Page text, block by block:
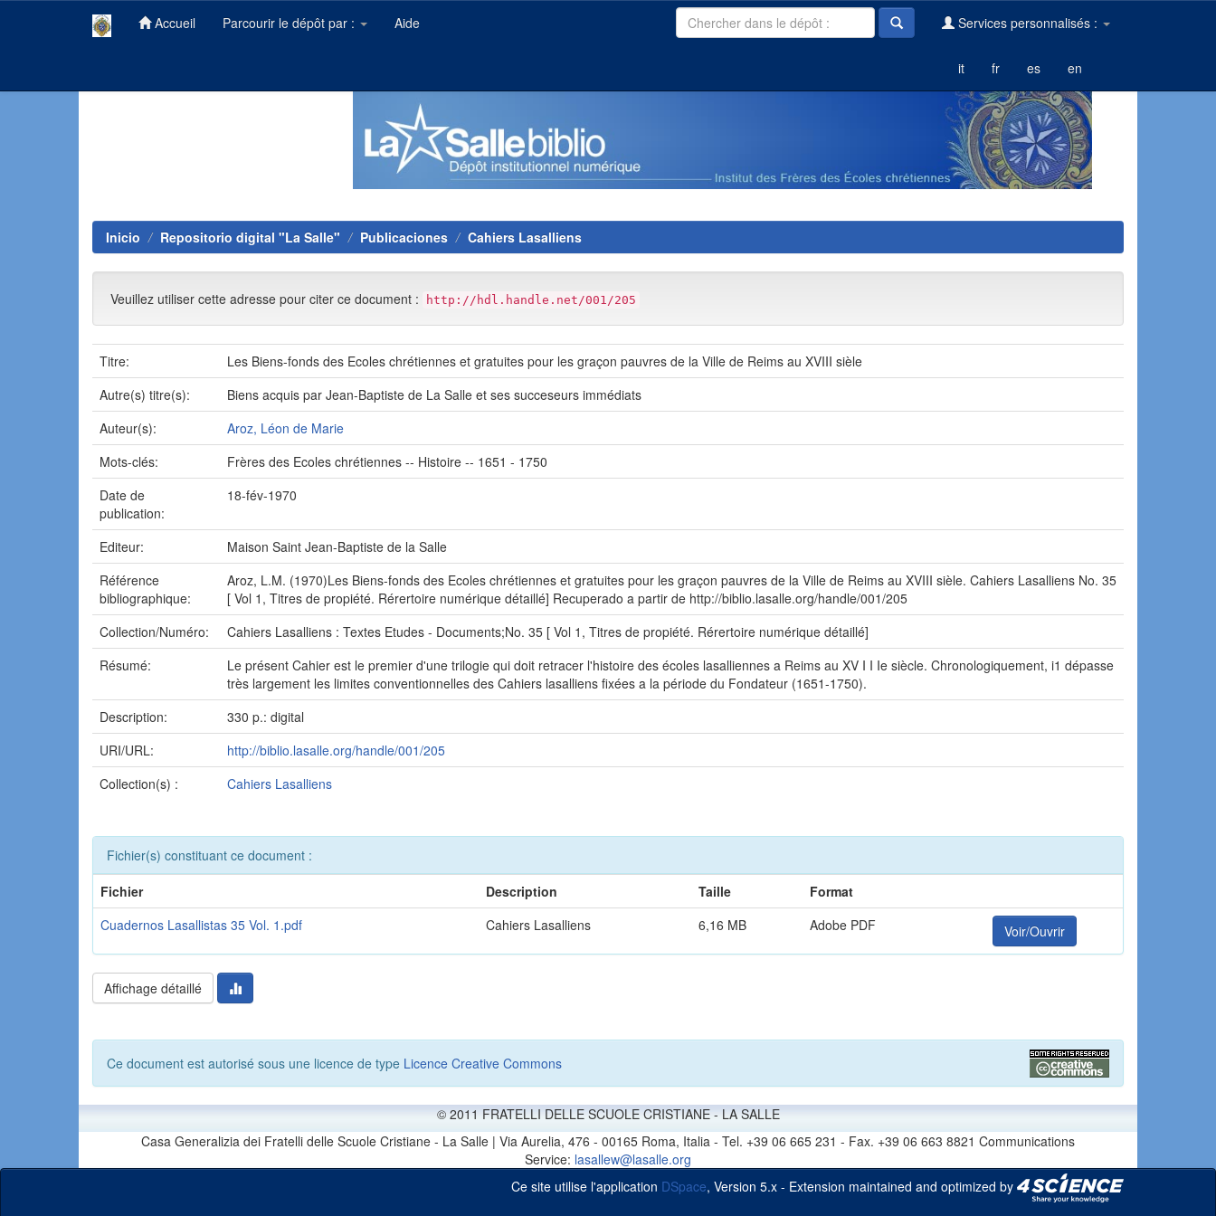
navigation
Accueil Parcourir le dépôt par : Aide Services personnalisés :
it fr es en
Inicio Repositorio digital "La Salle" Publicaciones Cahiers Lasalliens
Veuillez utiliser cette adresse pour citer ce document : http://hdl.handle.net/001/205
Titre:
Les Biens-fonds des Ecoles chrétiennes et gratuites pour les graçon pauvres de la Ville de Reims au XVIII sièle
Autre(s) titre(s):
Biens acquis par Jean-Baptiste de La Salle et ses succeseurs immédiats
Auteur(s):
Aroz, Léon de Marie
Mots-clés:
Frères des Ecoles chrétiennes -- Histoire -- 1651 - 1750
Date de
publication:
18-fév-1970
Editeur:
Maison Saint Jean-Baptiste de la Salle
Référence
bibliographique:
Aroz, L.M. (1970)Les Biens-fonds des Ecoles chrétiennes et gratuites pour les graçon pauvres de la Ville de Reims au XVIII sièle. Cahiers Lasalliens No. 35
[ Vol 1, Titres de propiété. Rérertoire numérique détaillé] Recuperado a partir de http://biblio.lasalle.org/handle/001/205
Collection/Numéro:
Cahiers Lasalliens : Textes Etudes - Documents;No. 35 [ Vol 1, Titres de propiété. Rérertoire numérique détaillé]
Résumé:
Le présent Cahier est le premier d'une trilogie qui doit retracer l'histoire des écoles lasalliennes a Reims au XV I I Ie siècle. Chronologiquement, i1 dépasse
très largement les limites conventionnelles des Cahiers lasalliens fixées a la période du Fondateur (1651-1750).
Description:
330 p.: digital
URI/URL:
http://biblio.lasalle.org/handle/001/205
Collection(s) :
Cahiers Lasalliens
Fichier(s) constituant ce document :
Fichier
Description Taille
Format
Cuadernos Lasallistas 35 Vol. 1.pdf
Cahiers Lasalliens 6,16 MB Adobe PDF Voir/Ouvrir
Affichage détaillé
Ce document est autorisé sous une licence de type Licence Creative Commons
© 2011 FRATELLI DELLE SCUOLE CRISTIANE - LA SALLE
Casa Generalizia dei Fratelli delle Scuole Cristiane - La Salle | Via Aurelia, 476 - 00165 Roma, Italia - Tel. +39 06 665 231 - Fax. +39 06 663 8821 Communications
Service: lasallew@lasalle.org
Ce site utilise l'application DSpace, Version 5.x - Extension maintained and optimized by